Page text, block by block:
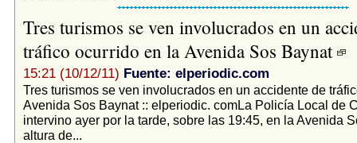
Tres turismos se ven involucrados en un
tráfico ocurrido en la Avenida Sos Baynat
15:21 (10/12/11) Fuente: elperiodic.com
Tres turismos se ven involucrados en un accidente de
Avenida Sos Baynat :: elperiodic. comLa Policía Local de
intervino ayer por la tarde, sobre las 19:45, en la Avenida
altura de...